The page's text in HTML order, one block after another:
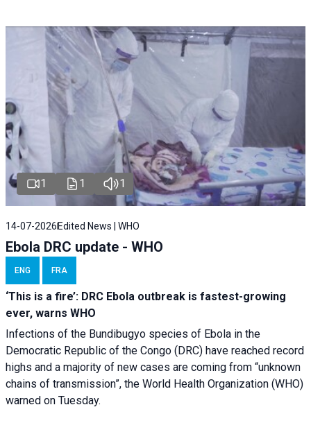
1 1 1
14-07-2026 Edited News | WHO
Ebola DRC update - WHO
ENG FRA
‘This is a fire’: DRC Ebola outbreak is fastest-growing
ever, warns WHO
Infections of the Bundibugyo species of Ebola in the
Democratic Republic of the Congo (DRC) have reached record
highs and a majority of new cases are coming from “unknown
chains of transmission”, the World Health Organization (WHO)
warned on Tuesday.